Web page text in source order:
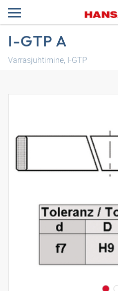
I-GTP A
Varrasjuhtimine, I-GTP